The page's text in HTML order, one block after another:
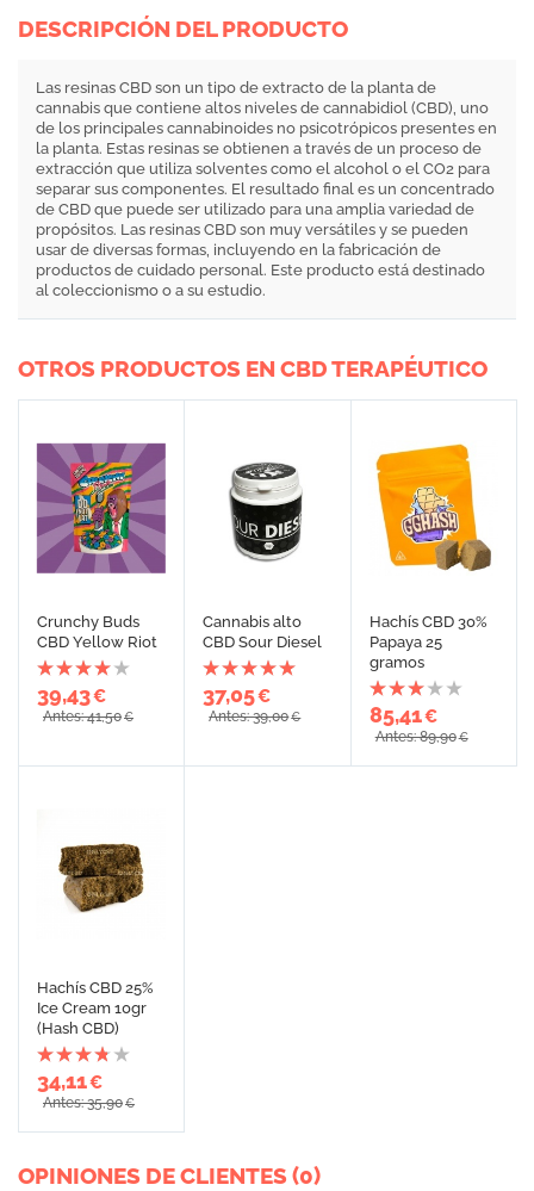
DESCRIPCIÓN DEL PRODUCTO
Las resinas CBD son un tipo de extracto de la planta de
cannabis que contiene altos niveles de cannabidiol (CBD), uno
de los principales cannabinoides no psicotrópicos presentes en
la planta. Estas resinas se obtienen a través de un proceso de
extracción que utiliza solventes como el alcohol o el CO2 para
separar sus componentes. El resultado final es un concentrado
de CBD que puede ser utilizado para una amplia variedad de
propósitos. Las resinas CBD son muy versátiles y se pueden
usar de diversas formas, incluyendo en la fabricación de
productos de cuidado personal. Este producto está destinado
al coleccionismo o a su estudio.
OTROS PRODUCTOS EN CBD TERAPÉUTICO
Crunchy Buds
CBD Yellow Riot
39,43€
Antes: 41,50€
Cannabis alto
CBD Sour Diesel
37,05€
Antes: 39,00€
Hachís CBD 30%
Papaya 25
gramos
85,41€
Antes: 89,90€
Hachís CBD 25%
Ice Cream 10gr
(Hash CBD)
34,11€
Antes: 35,90€
OPINIONES DE CLIENTES (0)